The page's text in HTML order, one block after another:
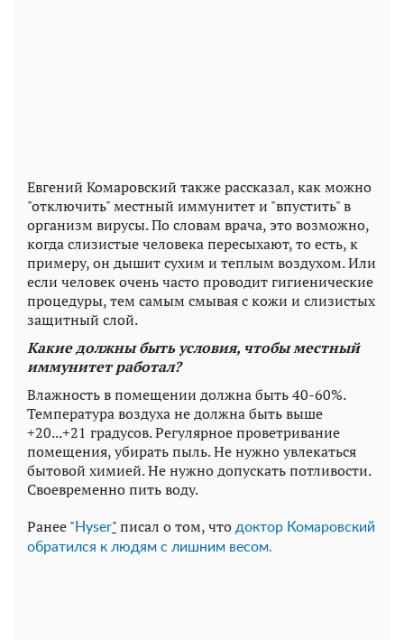
Евгений Комаровский также рассказал, как можно
"отключить" местный иммунитет и "впустить" в
организм вирусы. По словам врача, это возможно,
когда слизистые человека пересыхают, то есть, к
примеру, он дышит сухим и теплым воздухом. Или
если человек очень часто проводит гигиенические
процедуры, тем самым смывая с кожи и слизистых
защитный слой.
Какие должны быть условия, чтобы местный
иммунитет работал?
Влажность в помещении должна быть 40-60%.
Температура воздуха не должна быть выше
+20...+21 градусов. Регулярное проветривание
помещения, убирать пыль. Не нужно увлекаться
бытовой химией. Не нужно допускать потливости.
Своевременно пить воду.
Ранее " Нyser"писал о том, что доктор Комаровский
обратился к людям с лишним весом.